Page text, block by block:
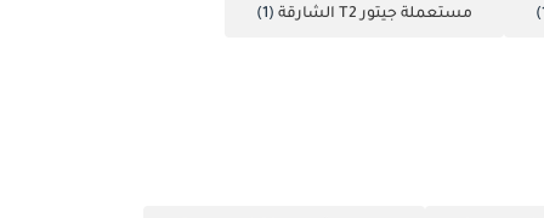
مستعملة جيتور T2 الشارقة (1)